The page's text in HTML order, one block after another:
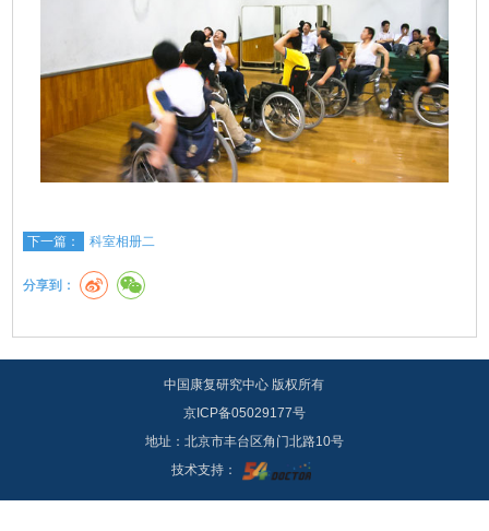
下一篇： 科室相册二
分享到：
中国康复研究中心 版权所有
京ICP备05029177号
地址：北京市丰台区角门北路10号
技术支持：